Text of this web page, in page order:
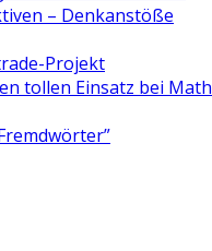
– Denkanstöße
Projekt
tollen Einsatz bei